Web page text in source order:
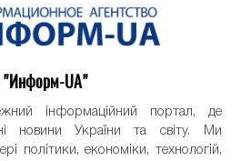
"Информ-UA"
інформаційний портал, де
новини України та світу. Ми
політики, економіки, технологій,